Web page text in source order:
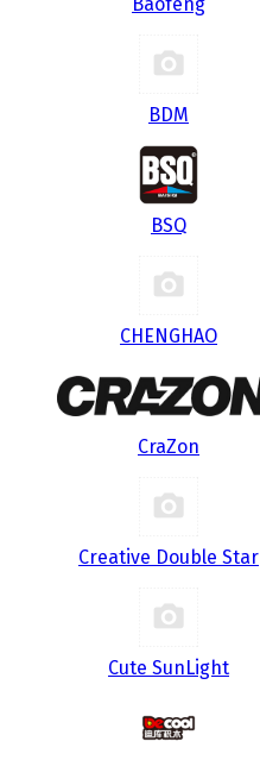
BDM
BSQ
CHENGHAO
CraZon
Creative Double Star
Cute SunLight